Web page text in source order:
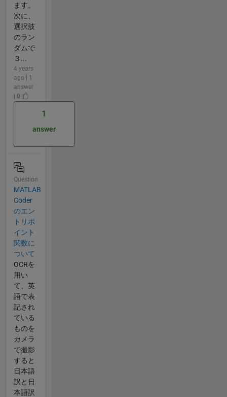
ます。
次に、
選択肢
のラン
ダムで
３...
4 years
ago | 1
answer
| 0
1
answer
Question
MATLAB
Coder
のエン
トリポ
イント
関数に
ついて
OCRを
用い
て、英
語で表
記され
ている
ものを
カメラ
で撮影
すると
日本語
訳と日
本語訳